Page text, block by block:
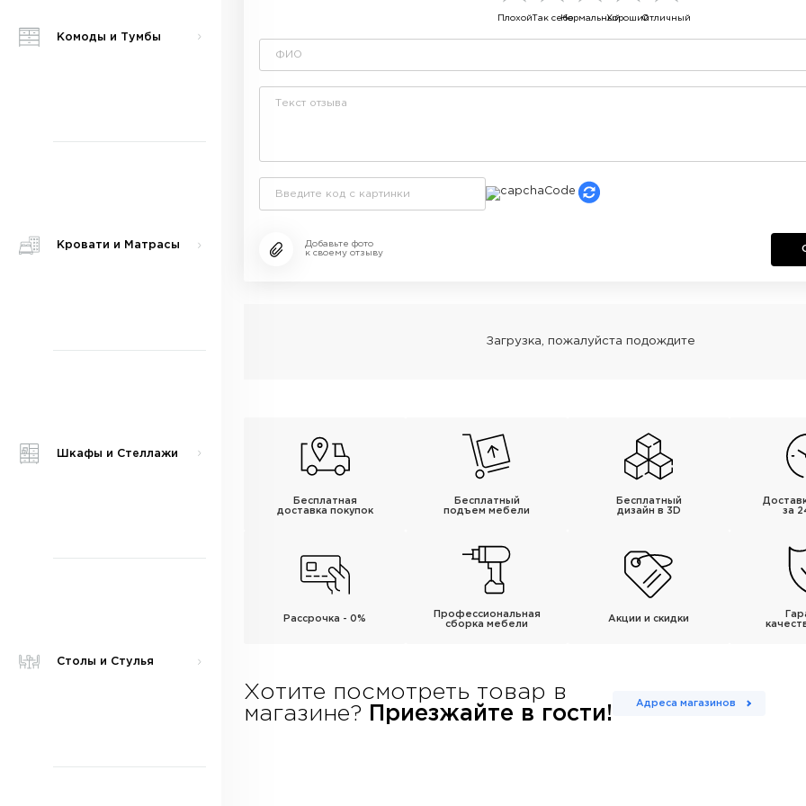
Комоды и Тумбы
Кровати и Матрасы
Шкафы и Стеллажи
Столы и Стулья
Отличный
Хороший
Нормальный
Так себе
Плохой
Добавьте фото
к своему отзыву
Бесплатная
доставка покупок
Бесплатный
подъем мебели
Бесплатный
дизайн в 3D
за
Рассрочка - 0%
Профессиональная
сборка мебели
Акции и скидки
Хотите посмотреть товар в
магазине? Приезжайте в гости!
Адреса магазинов